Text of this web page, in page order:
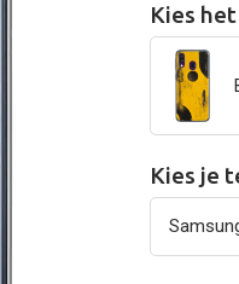
Kies
Kies je